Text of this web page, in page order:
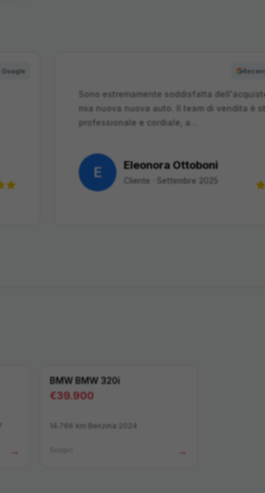
su Google
Ho comprato l'auto da Cataldo,
persone fantastiche, gentili,
un ringraziamento particolare a
A Andrea Allegro
Cliente·Maggio 2025
→
BMW BMW 320i
€39.900
14.766 km Benzina 2024
→